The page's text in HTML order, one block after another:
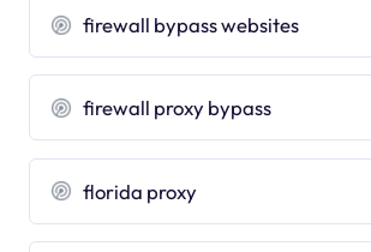
firewall bypass websites
firewall proxy bypass
florida proxy